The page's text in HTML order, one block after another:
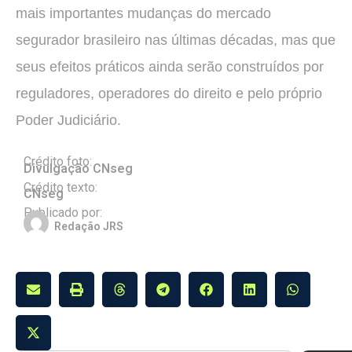
mais importantes mudanças do mercado
segurador brasileiro nas últimas décadas, mas que
seus efeitos práticos ainda serão construídos por
reguladores, operadores do direito e pelo próprio
Poder Judiciário.
Crédito foto:
Divulgação CNseg
Crédito texto:
CNseg
Publicado por:
Redação JRS